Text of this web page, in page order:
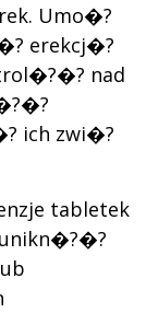
Umo�?
erekcj�?
nad
ich zwi�?
tabletek